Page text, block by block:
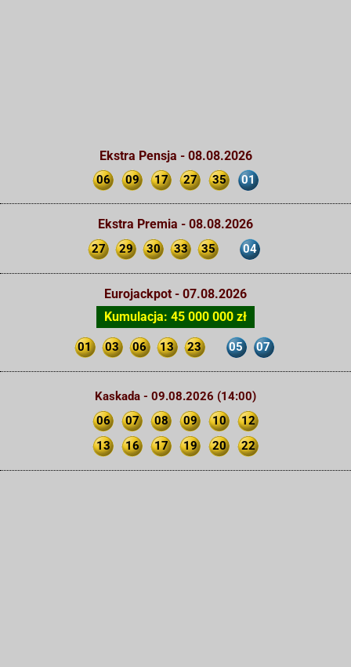
Ekstra Pensja - 08.08.2026
06 09 17 27 35 01
Ekstra Premia - 08.08.2026
27 29 30 33 35 04
Eurojackpot - 07.08.2026
Kumulacja: 45 000 000 zł
01 03 06 13 23 05 07
Kaskada - 09.08.2026 (14:00)
06
07 08 09 10
12
13
16 17 19 20 22